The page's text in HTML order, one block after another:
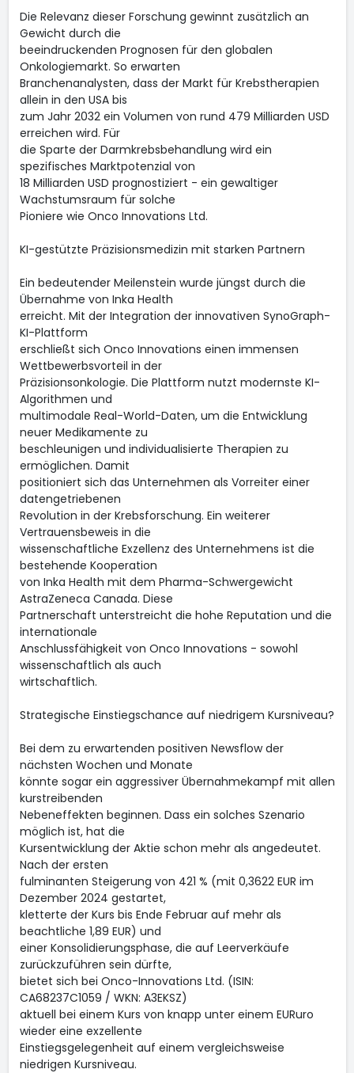
Die Relevanz dieser Forschung gewinnt zusätzlich an
Gewicht durch die
beeindruckenden Prognosen für den globalen
Onkologiemarkt. So erwarten
Branchenanalysten, dass der Markt für Krebstherapien
allein in den USA bis
zum Jahr 2032 ein Volumen von rund 479 Milliarden USD
erreichen wird. Für
die Sparte der Darmkrebsbehandlung wird ein
spezifisches Marktpotenzial von
18 Milliarden USD prognostiziert - ein gewaltiger
Wachstumsraum für solche
Pioniere wie Onco Innovations Ltd.
KI-gestützte Präzisionsmedizin mit starken Partnern
Ein bedeutender Meilenstein wurde jüngst durch die
Übernahme von Inka Health
erreicht. Mit der Integration der innovativen SynoGraph-
KI-Plattform
erschließt sich Onco Innovations einen immensen
Wettbewerbsvorteil in der
Präzisionsonkologie. Die Plattform nutzt modernste KI-
Algorithmen und
multimodale Real-World-Daten, um die Entwicklung
neuer Medikamente zu
beschleunigen und individualisierte Therapien zu
ermöglichen. Damit
positioniert sich das Unternehmen als Vorreiter einer
datengetriebenen
Revolution in der Krebsforschung. Ein weiterer
Vertrauensbeweis in die
wissenschaftliche Exzellenz des Unternehmens ist die
bestehende Kooperation
von Inka Health mit dem Pharma-Schwergewicht
AstraZeneca Canada. Diese
Partnerschaft unterstreicht die hohe Reputation und die
internationale
Anschlussfähigkeit von Onco Innovations - sowohl
wissenschaftlich als auch
wirtschaftlich.
Strategische Einstiegschance auf niedrigem Kursniveau?
Bei dem zu erwartenden positiven Newsflow der
nächsten Wochen und Monate
könnte sogar ein aggressiver Übernahmekampf mit allen
kurstreibenden
Nebeneffekten beginnen. Dass ein solches Szenario
möglich ist, hat die
Kursentwicklung der Aktie schon mehr als angedeutet.
Nach der ersten
fulminanten Steigerung von 421 % (mit 0,3622 EUR im
Dezember 2024 gestartet,
kletterte der Kurs bis Ende Februar auf mehr als
beachtliche 1,89 EUR) und
einer Konsolidierungsphase, die auf Leerverkäufe
zurückzuführen sein dürfte,
bietet sich bei Onco-Innovations Ltd. (ISIN:
CA68237C1059 / WKN: A3EKSZ)
aktuell bei einem Kurs von knapp unter einem EURuro
wieder eine exzellente
Einstiegsgelegenheit auf einem vergleichsweise
niedrigen Kursniveau.